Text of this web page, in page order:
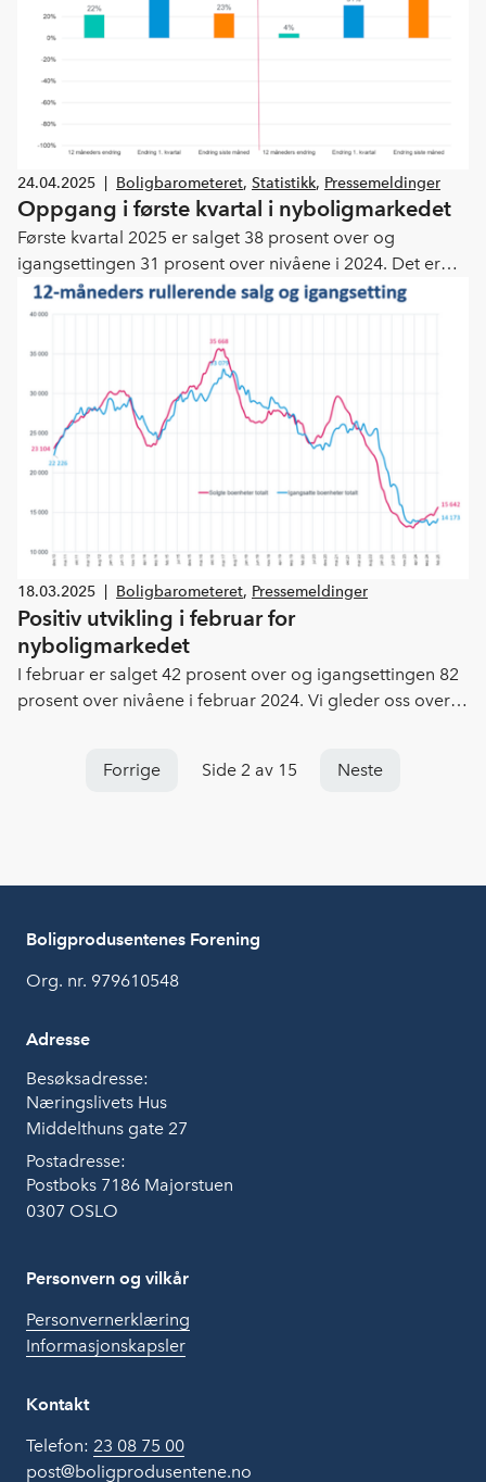
forteller Hiim.
24.04.2025 Boligbarometeret, Statistikk, Pressemeldinger
Oppgang i første kvartal i nyboligmarkedet
Første kvartal 2025 er salget 38 prosent over og
igangsettingen 31 prosent over nivåene i 2024. Det er
bra for boligforsyningen at utviklingen har vært positiv i
starten av 2025, sier administrerende direktør i
Boligprodusentene Lars Jacob Hiim. Samtidig er
boligbyggingen langt under behovet og det er mye
usikkerhet fremover, særlig på grunn av fortsatt høyt
rentenivå, økte bygge kostnader og en urolig
verdensøkonomi, påpeker Hiim.
18.03.2025 Boligbarometeret, Pressemeldinger
Positiv utvikling i februar for
nyboligmarkedet
I februar er salget 42 prosent over og igangsettingen 82
prosent over nivåene i februar 2024. Vi gleder oss over
administrerende direktør i Boligprodusentene Lars
Forrige Side 2 av 15 Neste
Boligprodusentenes Forening
Org. nr. 979610548
Adresse
Besøksadresse:
Næringslivets Hus
Middelthuns gate 27
Postadresse:
Postboks 7186 Majorstuen
0307 OSLO
Personvern og vilkår
Personvernerklæring
Informasjonskapsler
Kontakt
Telefon: 23 08 75 00
post@boligprodusentene.no